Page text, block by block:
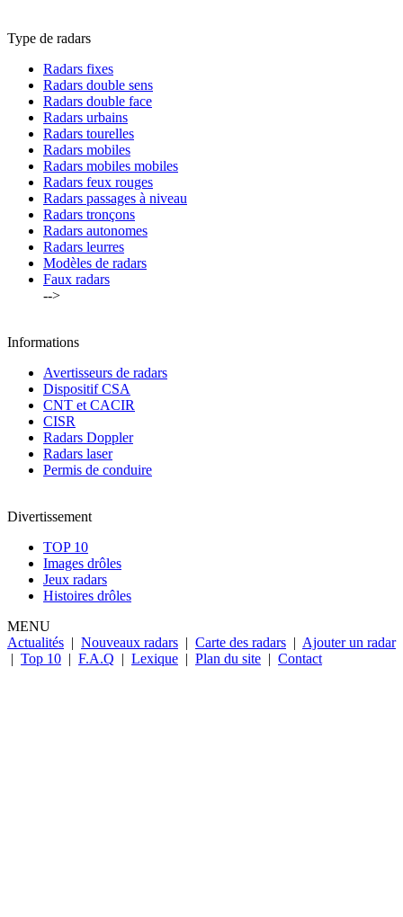
Type de radars
Radars fixes
Radars double sens
Radars double face
Radars urbains
Radars tourelles
Radars mobiles
Radars mobiles mobiles
Radars feux rouges
Radars passages à niveau
Radars tronçons
Radars autonomes
Radars leurres
Modèles de radars
Faux radars
-->
Informations
Avertisseurs de radars
Dispositif CSA
CNT et CACIR
CISR
Radars Doppler
Radars laser
Permis de conduire
Divertissement
TOP 10
Images drôles
Jeux radars
Histoires drôles
MENU
Actualités | Nouveaux radars | Carte des radars | Ajouter un radar
| Top 10 | F.A.Q | Lexique | Plan du site | Contact